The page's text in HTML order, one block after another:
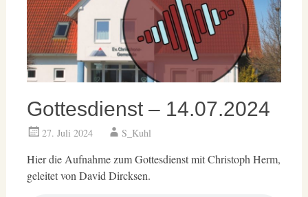
Gottesdienst – 14.07.2024
27. Juli 2024 S_Kuhl
Hier die Aufnahme zum Gottesdienst mit Christoph Herm,
geleitet von David Dircksen.